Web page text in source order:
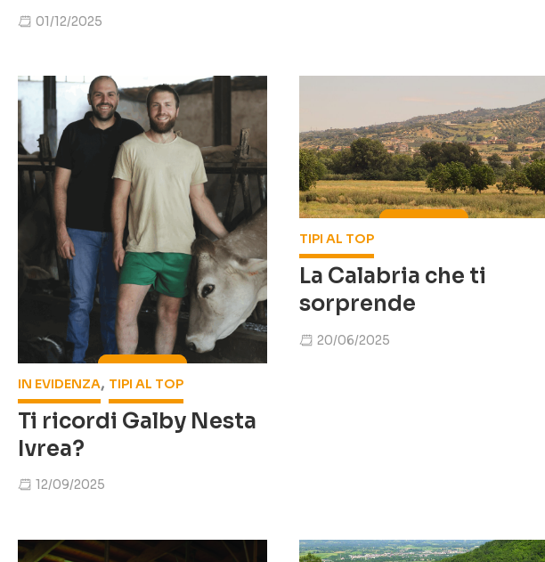
01/12/2025
IN EVIDENZA, TIPI AL TOP
Ti ricordi Galby Nesta
Ivrea?
12/09/2025
TIPI AL TOP
La Calabria che ti
sorprende
20/06/2025